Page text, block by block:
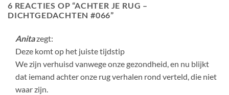
6 REACTIES OP “ACHTER JE RUG –
DICHTGEDACHTEN #066”
Anitazegt:
Deze komt op het juiste tijdstip
We zijn verhuisd vanwege onze gezondheid, en nu blijkt
dat iemand achter onze rug verhalen rond verteld, die niet
waar zijn.